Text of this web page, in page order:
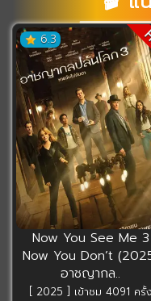
6.3
Now You See Me 3
Now You Don’t
อาชญากล..
[ 2025 ] เข้าชม 4091 ครั้ง